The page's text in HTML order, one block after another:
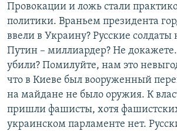
Провокации и ложь стали
политики. Враньем президента
ввели в Украину? Русские солдаты
Путин – миллиардер? Не
убили? Помилуйте, нам это
что в Киеве был вооруженный
на майдане не было оружия. К
пришли фашисты, хотя
украинском парламенте нет.